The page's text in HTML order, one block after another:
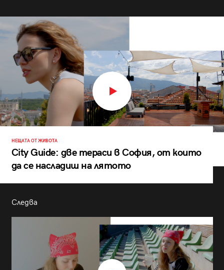
НЕЩАТА ОТ ЖИВОТА
City Guide: две тераси в София, от които
да се насладиш на лятото
Следва